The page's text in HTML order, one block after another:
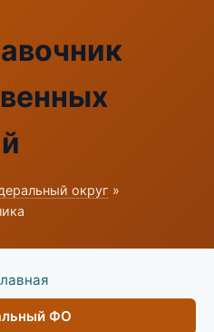
округ »
ФО